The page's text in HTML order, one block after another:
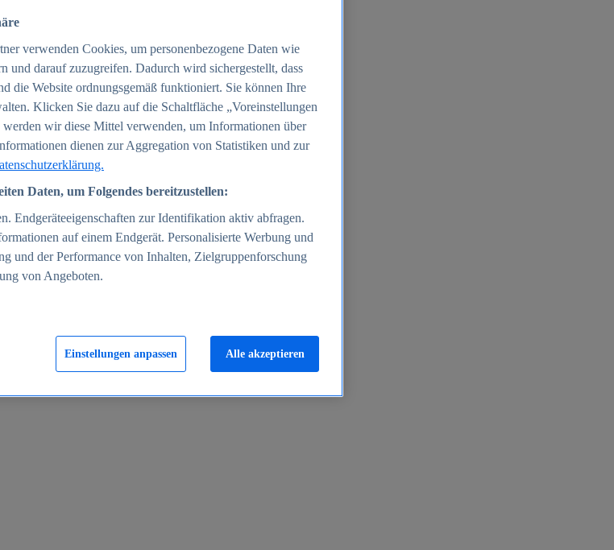
2025
verwenden Cookies, um personenbezogene Daten wie
und darauf zuzugreifen. Dadurch wird sichergestellt, dass
die Website ordnungsgemäß funktioniert. Sie können Ihre
Klicken Sie dazu auf die Schaltfläche „Voreinstellungen
wir diese Mittel verwenden, um Informationen über
dienen zur Aggregation von Statistiken und zur
Daten, um Folgendes bereitzustellen:
Endgeräteeigenschaften zur Identifikation aktiv abfragen.
auf einem Endgerät. Personalisierte Werbung und
und der Performance von Inhalten, Zielgruppenforschung
von Angeboten.
Einstellungen anpassen Alle akzeptieren